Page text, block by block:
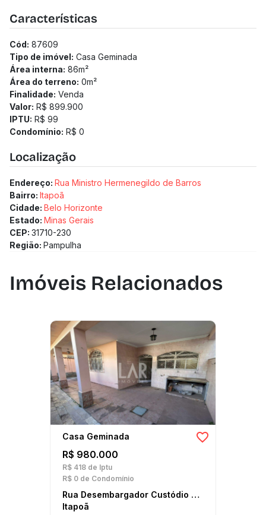
Características
Cód: 87609
Tipo de imóvel: Casa Geminada
Área interna: 86m²
Área do terreno: 0m²
Finalidade: Venda
Valor: R$ 899.900
IPTU: R$ 99
Condomínio: R$ 0
Localização
Endereço: Rua Ministro Hermenegildo de Barros
Bairro: Itapoã
Cidade: Belo Horizonte
Estado: Minas Gerais
CEP: 31710-230
Região: Pampulha
Imóveis Relacionados
Casa Geminada
R$ 980.000
R$ 418 de Iptu
R$ 0 de Condomínio
Rua Desembargador Custódio Lustosa
Itapoã